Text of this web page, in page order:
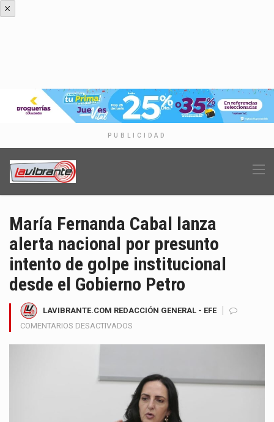
PUBLICIDAD
María Fernanda Cabal lanza
alerta nacional por presunto
intento de golpe institucional
desde el Gobierno Petro
LAVIBRANTE.COM REDACCIÓN GENERAL - EFE
COMENTARIOS DESACTIVADOS
LANZA
ALERTA
NACIONAL
POR